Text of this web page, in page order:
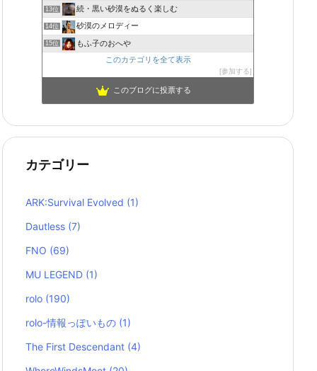
13位 続・黒い砂漠をぬるく楽しむ
14位 砂漠のメロディー
15位
もふ子のおへや
このカテゴリを全て表示
参加する
このブログに投票する
カテゴリー
ARK:Survival Evolved (1)
Dautless (7)
FNO (69)
MU LEGEND (1)
rolo (190)
rolo-情報っぽいもの (1)
The First Descendant (4)